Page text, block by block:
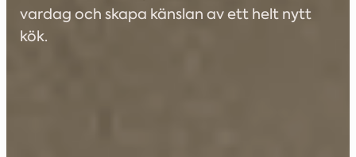
vardag och skapa känslan av ett helt nytt
kök.